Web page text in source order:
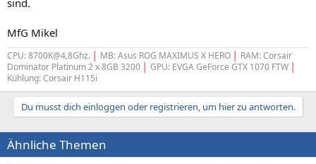
sind.
MfG Mikel
CPU: 8700K@4,8Ghz. MB: Asus ROG MAXIMUS X HERO
RAM: Corsair
Dominator Platinum 2 x 8GB 3200
GPU: EVGA GeForce GTX 1070 FTW
Kühlung: Corsair H115i
Du musst dich einloggen oder registrieren, um hier zu antworten.
Ähnliche Themen